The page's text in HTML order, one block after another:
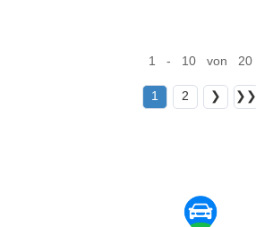
1 - 10 von 20
1 2 ❯ ❯❯